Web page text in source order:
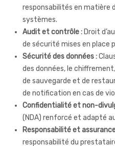
responsabilités en matière
systèmes.
Audit et contrôle : Droit
de sécurité mises en place
Sécurité des données :
des données, le
de sauvegarde et de
de notification en cas de
Confidentialité et non-
(NDA) renforcé et adapté
Responsabilité et
responsabilité du